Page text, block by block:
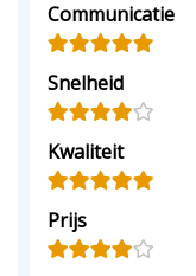
Communicatie
Snelheid
Kwaliteit
Prijs